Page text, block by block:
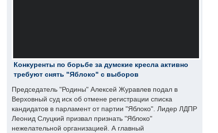
Конкуренты по борьбе за думские кресла активно
требуют снять "Яблоко" с выборов
Председатель "Родины" Алексей Журавлев подал в
Верховный суд иск об отмене регистрации списка
кандидатов в парламент от партии "Яблоко". Лидер ЛДПР
Леонид Слуцкий призвал признать "Яблоко"
нежелательной организацией. А главный